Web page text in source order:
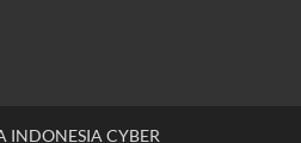
INDONESIA CYBER